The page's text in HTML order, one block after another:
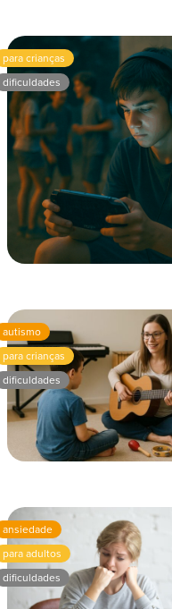
para crianças
dificuldades
autismo
para crianças
dificuldades
ansiedade
para adultos
dificuldades